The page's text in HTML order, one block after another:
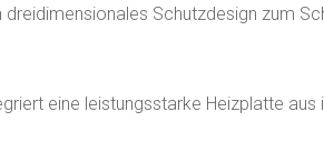
Schutzdesign zum
eine leistungsstarke Heizplatte